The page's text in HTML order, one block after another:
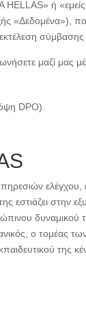
HELLAS» ή
σύμβασης
μαζί μας
DPO).
ελέγχου,
εστιάζει
δυναμικού
ο τομέας